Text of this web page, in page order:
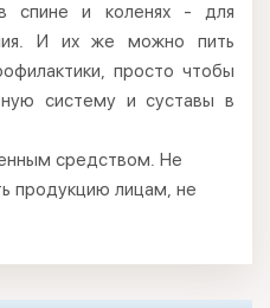
спине и коленях - для
И их же можно пить
просто чтобы
систему и суставы в
средством. Не
продукцию лицам, не